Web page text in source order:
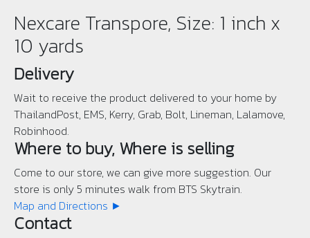
Nexcare Transpore, Size: 1 inch x
10 yards
Delivery
Wait to receive the product delivered to your home by
ThailandPost, EMS, Kerry, Grab, Bolt, Lineman, Lalamove,
Robinhood.
Where to buy, Where is selling
Come to our store, we can give more suggestion. Our
store is only 5 minutes walk from BTS Skytrain.
Map and Directions ►
Contact